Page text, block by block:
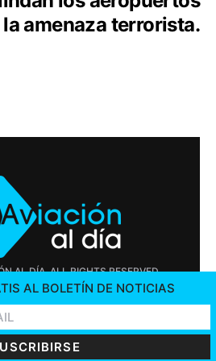
amenaza terrorista.
AL DÍA. ALL RIGHTS RESERVED
DE TRABAJO
AL BOLETÍN DE NOTICIAS